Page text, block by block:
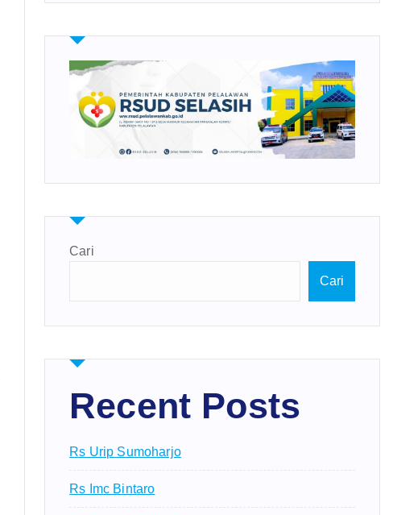
Cari
Cari
Recent Posts
Rs Urip Sumoharjo
Rs Imc Bintaro